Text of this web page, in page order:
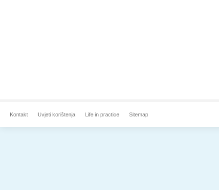
Kontakt Uvjeti korištenja Life in practice Sitemap